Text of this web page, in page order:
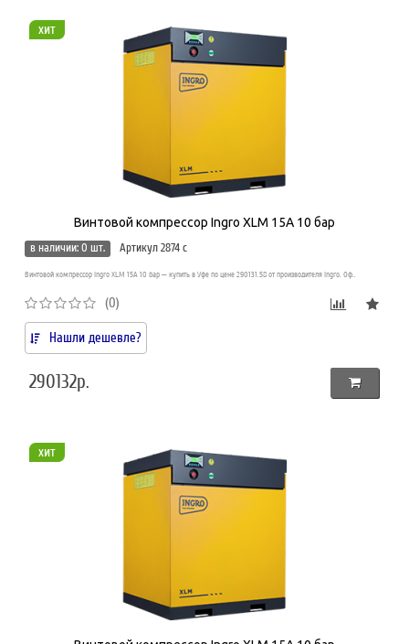
хит
Винтовой компрессор Ingro XLM 15A 10 бар
в наличии: 0 шт.
Артикул 2874 c
Винтовой компрессор Ingro XLM 15A 10 бар — купить в Уфе по цене 290131.58 от производителя Ingro. Оф..
(0)
Нашли дешевле?
290132р.
хит